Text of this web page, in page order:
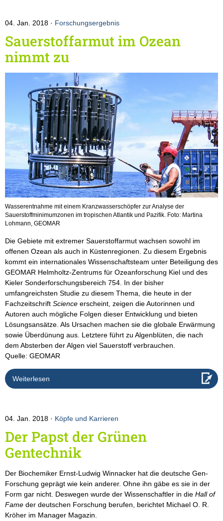
04. Jan. 2018 Forschungsergebnis
Sauerstoffarmut im Ozean
nimmt zu
Wasserentnahme mit einem Kranzwasserschöpfer zur Analyse der
Sauerstoffminimumzonen im tropischen Atlantik und Pazifik. Foto: Martina
Lohmann, GEOMAR
Die Gebiete mit extremer Sauerstoffarmut wachsen sowohl im
offenen Ozean als auch in Küstenregionen. Zu diesem Ergebnis
kommt ein internationales Wissenschaftsteam unter Beteiligung des
GEOMAR Helmholtz-Zentrums für Ozeanforschung Kiel und des
Kieler Sonderforschungsbereich 754. In der bisher
umfangreichsten Studie zu diesem Thema, die heute in der
Fachzeitschrift Science erscheint, zeigen die Autorinnen und
Autoren auch mögliche Folgen dieser Entwicklung und bieten
Lösungsansätze. Als Ursachen machen sie die globale Erwärmung
sowie Überdünung aus. Letztere führt zu Algenblüten, die nach
dem Absterben der Algen viel Sauerstoff verbrauchen.
Quelle: GEOMAR
Weiterlesen
04. Jan. 2018 Köpfe und Karrieren
Der Papst der Grünen
Gentechnik
Der Biochemiker Ernst-Ludwig Winnacker hat die deutsche Gen-
Forschung geprägt wie kein anderer. Ohne ihn gäbe es sie in der
Form gar nicht. Deswegen wurde der Wissenschaftler in die Hall of
Fame der deutschen Forschung berufen, berichtet Michael O. R.
Kröher im Manager Magazin.